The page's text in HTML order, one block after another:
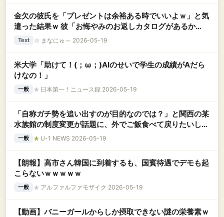
金欠の彼氏を「プレゼントは余裕ある時でいいよｗ」と気
遣った結果ｗ 彼「お悔やみのお返しカタログがあるか
ら、そこから選べばタダじゃん！ｗ」→人間の心を失った
Text ☆ まなにゅ～ 2026-05-19
米大学「助けて！(；ω；)AIのせいで学生の成績がAだら
けなの！」
一般 ★ 日本第一！ニュース録 2026-05-19
「自称ガチ勢を追い出すのが目的なのでは？」と関西の某
水族館の制度変更が話題に、外でご飯食べて戻りたいしな
んならタバコも吸いたいという層が……
一般 ★ U-1 NEWS 2026-05-19
【朗報】高市さん韓国に到着するも、国賓待遇でデモも起
こらないｗｗｗｗｗ
一般 ★ アルファルファモザイク 2026-05-19
【動画】バニーガールからしか摂取できない謎の栄養素ｗ